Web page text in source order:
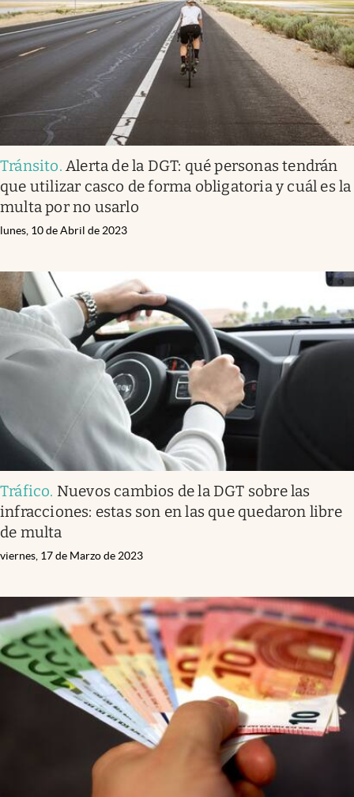
Tránsito.Alerta de la DGT: qué personas tendrán
que utilizar casco de forma obligatoria y cuál es la
multa por no usarlo
lunes, 10 de Abril de 2023
Tráfico. Nuevos cambios de la DGT sobre las
infracciones: estas son en las que quedaron libre
de multa
viernes, 17 de Marzo de 2023